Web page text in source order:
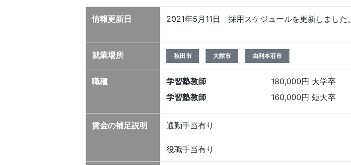
情報更新日 2021年5月11日 採用スケジュールを更新しました。
就業場所 秋田市 大館市 由利本荘市
職種 学習塾教師
180,000円 大学卒
学習塾教師
160,000円 短大卒
賃金の補足説明 通勤手当有り
役職手当有り